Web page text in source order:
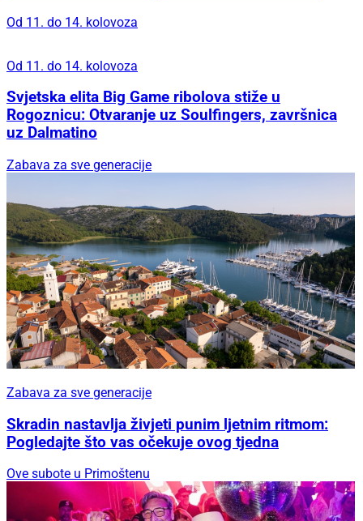
Od 11. do 14. kolovoza
Od 11. do 14. kolovoza
Svjetska elita Big Game ribolova stiže u
Rogoznicu: Otvaranje uz Soulfingers, završnica
uz Dalmatino
Zabava za sve generacije